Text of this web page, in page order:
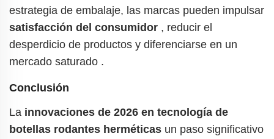
estrategia de embalaje, las marcas pueden impulsar
satisfacción del consumidor , reducir el
desperdicio de productos y diferenciarse en un
mercado saturado .
Conclusión
La innovaciones de 2026 en tecnología de
botellas rodantes herméticas un paso significativo